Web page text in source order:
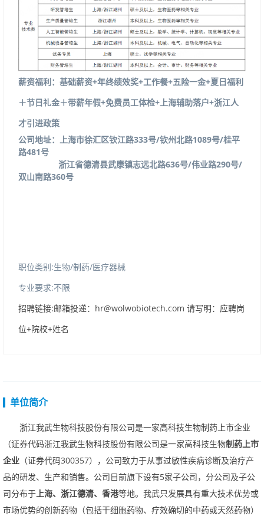
薪资福利：基础薪资+年终绩效奖+工作餐+五险一金+夏日福利
＋节日礼金＋带薪年假+免费员工体检+上海辅助落户+浙江人
才引进政策
公司地址：上海市徐汇区钦江路333号/钦州北路1089号/桂平
路481号
浙江省德清县武康镇志远北路636号/伟业路290号/
双山南路360号
职位类别:生物/制药/医疗器械
专业要求:不限
招聘链接:邮箱投递：hr@wolwobiotech.com请写明：应聘岗
位+院校+姓名
单位简介
浙江我武生物科技股份有限公司是一家高科技生物制药上市企业
（证券代码浙江我武生物科技股份有限公司是一家高科技生物制药上市
企业 （证券代码300357），公司致力于从事过敏性疾病诊断及治疗产
品的研发、生产和销售。公司目前旗下设有5家子公司，分公司及子公
司分布于上海、浙江德清、香港等地。我武只发展具有重大技术优势或
市场优势的创新药物（包括干细胞药物、疗效确切的中药或天然药物）